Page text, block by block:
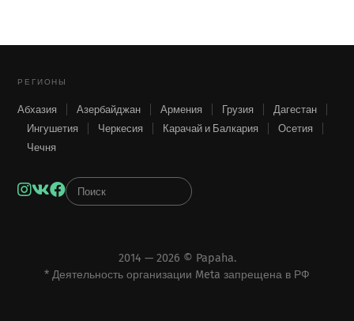
РЕГИОНЫ
Абхазия Азербайджан Армения Грузия
Дагестан
Ингушетия
Черкесия Карачай и Балкария
Осетия
Чечня
Instagram
VKFacebook
2014 — 2026 © Papaha.
* Деятельность организации Meta запрещена в РФ